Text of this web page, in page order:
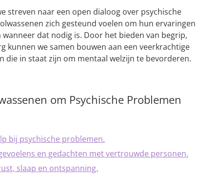
streven naar een open dialoog over psychische
zich gesteund voelen om hun ervaringen
dat nodig is. Door het bieden van begrip,
kunnen we samen bouwen aan een veerkrachtige
die in staat zijn om mentaal welzijn te bevorderen.
om Psychische Problemen
bij psychische problemen.
en gedachten met vertrouwde personen.
slaap en ontspanning.